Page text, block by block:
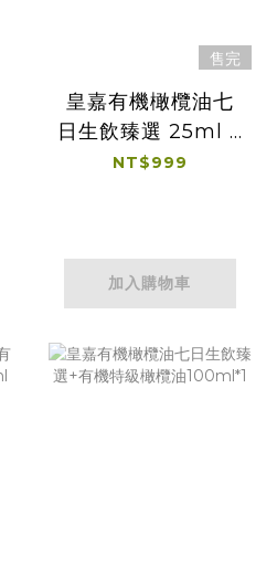
售完
皇嘉有機橄欖油七
日生飲臻選 25ml 7
入裝
NT$999
加入購物車